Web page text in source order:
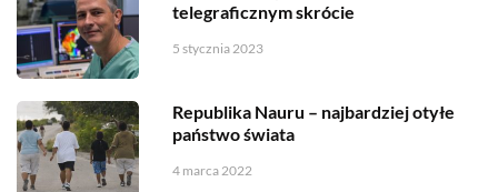
telegraficznym skrócie
5 stycznia 2023
Republika Nauru – najbardziej otyłe
państwo świata
4 marca 2022